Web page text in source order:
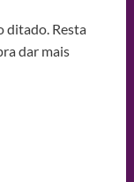
ditado. Resta
dar mais